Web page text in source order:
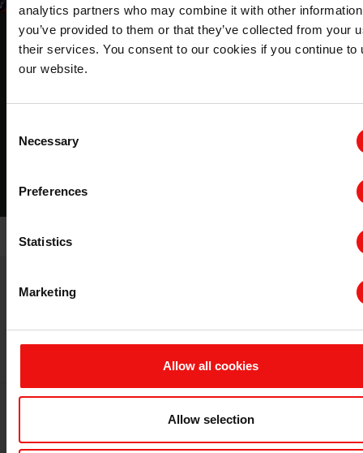
analytics partners who may combine it with other
you’ve provided to them or that they’ve collected from your
their services. You consent to our cookies if you continue to
our website.
Selection
Necessary
Preferences
Statistics
Marketing
Allow all cookies
Allow selection
钢用硅铁合金
对高性能钢的需求日益增长，使人们越来越重视钢铁制造
业务做出最佳决策。
其他铁硅应用